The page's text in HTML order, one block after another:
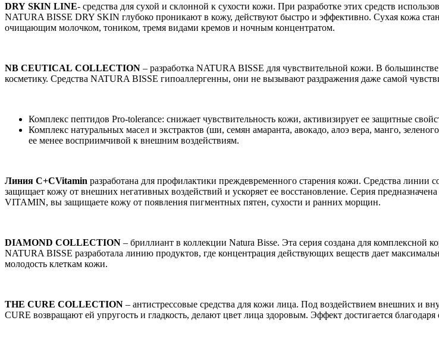
DRY SKIN LINE- средства для сухой и склонной к сухости кожи. При разработке этих средств
NATURA BISSE DRY SKIN глубоко проникают в кожу, действуют быстро и эффективно. Сухая кожа
очищающим молочком, тоником, тремя видами кремов и ночным концентратом.
NB CEUTICAL COLLECTION – разработка NATURA BISSE для чувствительной кожи. В
косметику. Средства NATURA BISSE гипоаллергенны, они не вызывают раздражения даже самой
Комплекс пептидов Pro-tolerance: снижает чувствительность кожи, активизирует ее защитные
Комплекс натуральных масел и экстрактов (ши, семян амаранта, авокадо, алоэ вера, манго,
ее менее восприимчивой к внешним воздействиям.
Линия C+CVitamin разработана для профилактики преждевременного старения кожи. Средства
защищает кожу от внешних негативных воздействий и ускоряет ее восстановление. Серия
VITAMIN, вы защищаете кожу от появления пигментных пятен, сухости и ранних морщин.
DIAMOND COLLECTION – бриллиант в коллекции Natura Bisse. Эта серия создана для
NATURA BISSE разработала линию продуктов, где концентрация действующих веществ дает
молодость клеткам кожи.
THE CURE COLLECTION – антистрессовые средства для кожи лица. Под воздействием внешних и
CURE возвращают ей упругость и гладкость, делают цвет лица здоровым. Эффект достигается